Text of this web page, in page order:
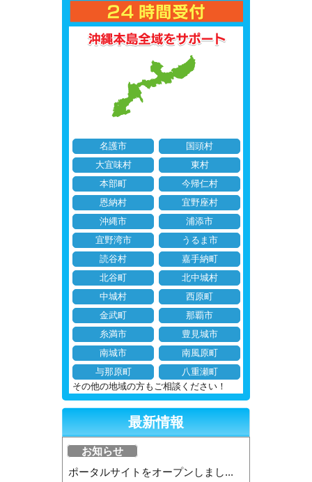
名護市
国頭村
大宜味村
東村
本部町
今帰仁村
恩納村
宜野座村
沖縄市
浦添市
宜野湾市
うるま市
読谷村
嘉手納町
北谷町
北中城村
中城村
西原町
金武町
那覇市
糸満市
豊見城市
南城市
南風原町
与那原町
八重瀬町
その他の地域の方もご相談ください！
最新情報
お知らせ
ポータルサイトをオープンしまし...